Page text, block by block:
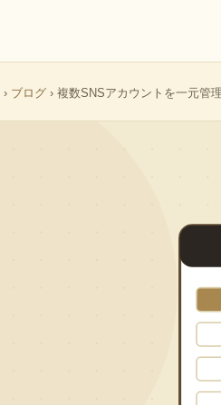
› ブログ › 複数SNSアカウントを一元管